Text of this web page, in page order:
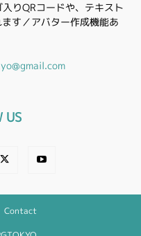
りQRコードや、テキスト
す／アバター作成機能あ
US
Contact